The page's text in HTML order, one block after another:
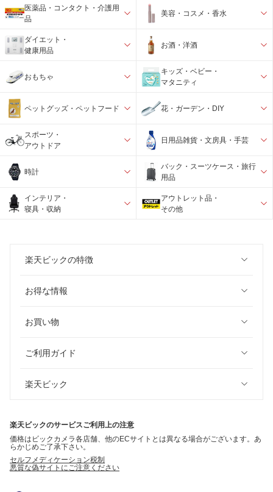
医薬品・コンタクト・介護用
品
美容・コスメ・香水
ダイエット・
健康用品
お酒・洋酒
おもちゃ
キッズ・ベビー・
マタニティ
ペットグッズ・ペットフード 花・ガーデン・DIY
スポーツ・
アウトドア
日用品雑貨・文房具・手芸
時計
バック・スーツケース・旅行
用品
インテリア・
寝具・収納
アウトレット品・
その他
楽天ビックの特徴
お得な情報
お買い物
ご利用ガイド
楽天ビック
楽天ビックのサービスご利用上の注意
価格はビックカメラ各店舗、他のECサイトとは異なる場合がございます。あ
らかじめご了承下さい。
セルフメディケーション税制
悪質な偽サイトにご注意ください